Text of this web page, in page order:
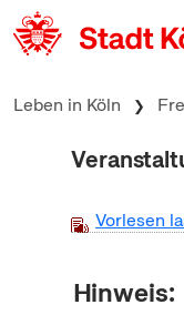
zum Inhalt springen
Leben in Köln
Vorlesen
Hinweis: